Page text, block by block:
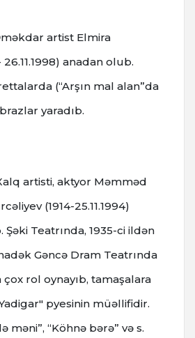
artist Elmira
26.11.1998) anadan olub.
(“Arşın mal alan”da
yaradıb.
artisti, aktyor Məmməd
(1914-25.11.1994)
Teatrında, 1935-ci ildən
Gəncə Dram Teatrında
çox rol oynayıb, tamaşalara
pyesinin müəllifidir.
məni”, “Köhnə bərə” və s.